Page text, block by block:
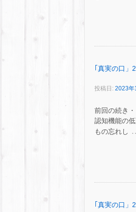
｢真実の口」
投稿日: 2023年
前回の続き
認知機能の
もの忘れし
｢真実の口